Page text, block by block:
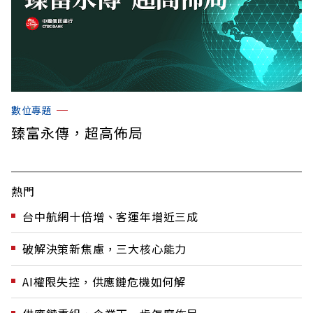
數位專題
臻富永傳，超高佈局
熱門
台中航網十倍增、客運年增近三成
破解決策新焦慮，三大核心能力
AI權限失控，供應鏈危機如何解